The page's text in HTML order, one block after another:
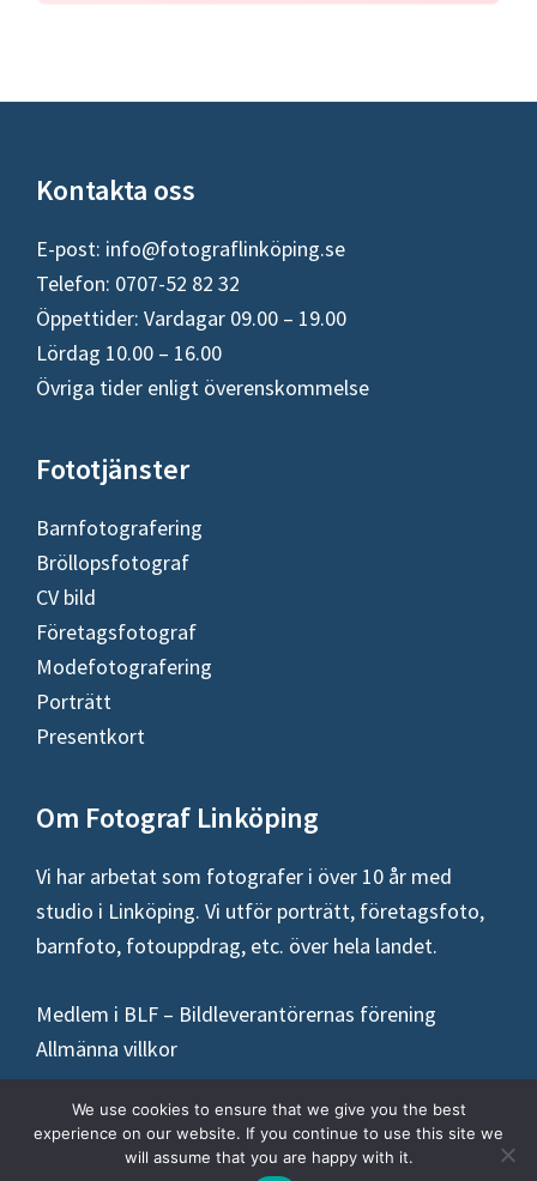
Footer
Kontakta oss
E-post: info@fotograflinköping.se
Telefon: 0707-52 82 32
Öppettider: Vardagar 09.00 – 19.00
Lördag 10.00 – 16.00
Övriga tider enligt överenskommelse
Fototjänster
Barnfotografering
Bröllopsfotograf
CV bild
Företagsfotograf
Modefotografering
Porträtt
Presentkort
Om Fotograf Linköping
Vi har arbetat som fotografer i över 10 år med
studio i Linköping. Vi utför porträtt, företagsfoto,
barnfoto, fotouppdrag, etc. över hela landet.
Medlem i BLF – Bildleverantörernas förening
Allmänna villkor
We use cookies to ensure that we give you the best
experience on our website. If you continue to use this site we
will assume that you are happy with it.